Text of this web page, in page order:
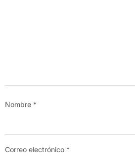
Nombre *
Correo electrónico *